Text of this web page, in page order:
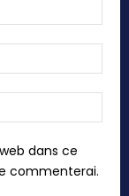
:*
:*
:
dans ce
commenterai.